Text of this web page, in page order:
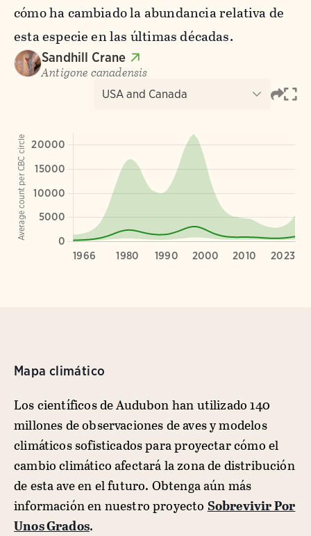
cómo ha cambiado la abundancia relativa de
esta especie en las últimas décadas.
Mapa climático
Los científicos de Audubon han utilizado 140
millones de observaciones de aves y modelos
climáticos sofisticados para proyectar cómo el
cambio climático afectará la zona de distribución
de esta ave en el futuro. Obtenga aún más
información en nuestro proyecto Sobrevivir Por
Unos Grados.